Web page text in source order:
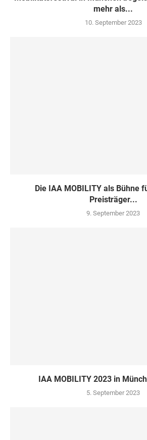
mehr als...
10. September 2023
Die IAA MOBILITY als Bühne
Preisträger...
9. September 2023
IAA MOBILITY 2023 in
5. September 2023